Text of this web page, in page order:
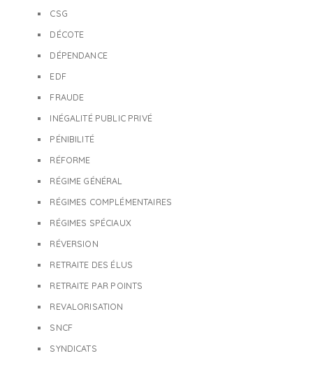
CSG
DÉCOTE
DÉPENDANCE
EDF
FRAUDE
INÉGALITÉ PUBLIC PRIVÉ
PÉNIBILITÉ
RÉFORME
RÉGIME GÉNÉRAL
RÉGIMES COMPLÉMENTAIRES
RÉGIMES SPÉCIAUX
RÉVERSION
RETRAITE DES ÉLUS
RETRAITE PAR POINTS
REVALORISATION
SNCF
SYNDICATS